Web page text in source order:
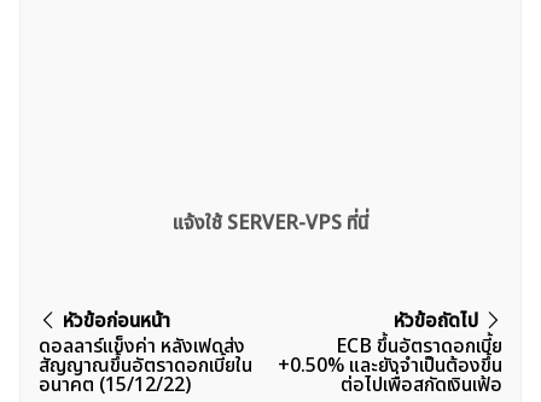
แจ้งใช้ SERVER-VPS ที่นี่
แนะแนว
เรื่อง
หัวข้อก่อนหน้า
ดอลลาร์แข็งค่า หลังเฟดส่ง
สัญญาณขึ้นอัตราดอกเบี้ยใน
อนาคต (15/12/22)
หัวข้อถัดไป
ECB ขึ้นอัตราดอกเบี้ย
+0.50% และยังจำเป็นต้องขึ้น
ต่อไปเพื่อสกัดเงินเฟ้อ